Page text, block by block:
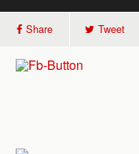
Share Tweet